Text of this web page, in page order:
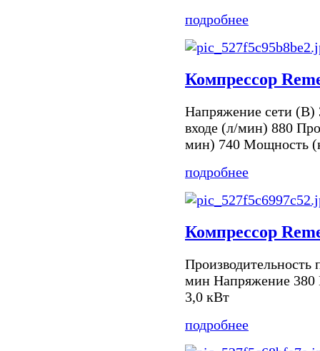
подробнее
Компрессор
Напряжение сети (В)
входе (л/мин) 880
мин) 740 Мощность
подробнее
Компрессор
Производительность
мин Напряжение
3,0 кВт
подробнее